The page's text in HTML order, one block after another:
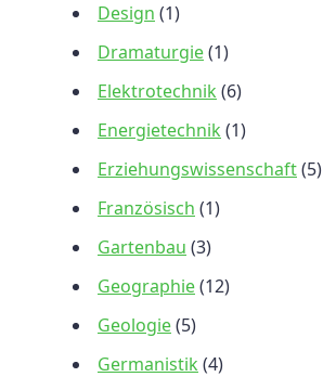
Design (1)
Dramaturgie(1)
Elektrotechnik (6)
Energietechnik (1)
Erziehungswissenschaft(5)
Französisch (1)
Gartenbau (3)
Geographie(12)
Geologie(5)
Germanistik (4)